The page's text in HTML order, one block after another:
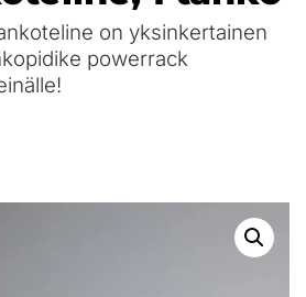
on yksinkertainen
powerrack